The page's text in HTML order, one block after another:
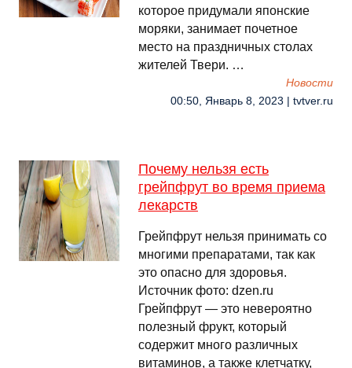
которое придумали японские
моряки, занимает почетное
место на праздничных столах
жителей Твери. …
Новости
00:50, Январь 8, 2023 | tvtver.ru
Почему нельзя есть
грейпфрут во время приема
лекарств
Грейпфрут нельзя принимать со
многими препаратами, так как
это опасно для здоровья.
Источник фото: dzen.ru
Грейпфрут — это невероятно
полезный фрукт, который
содержит много различных
витаминов, а также клетчатку,